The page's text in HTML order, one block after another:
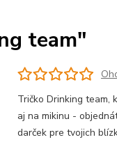
team"
Tričko Drinking team,
aj na mikinu -
darček pre tvojich